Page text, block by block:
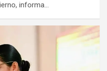
informa…